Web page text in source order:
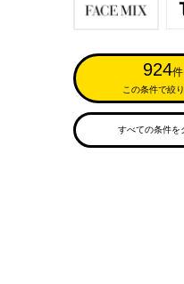
924件
この条件で絞
すべての条件を